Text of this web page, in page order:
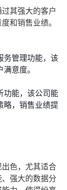
其强大的客户
和销售业绩。
务管理功能，该
意度。
功能，该公司能
略，销售业绩提
色，尤其适合
强大的数据分